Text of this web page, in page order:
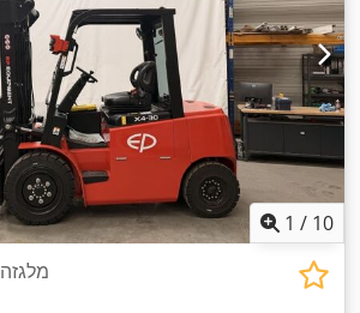
1 / 10
מלגזה 4 גלגלים חשמלית